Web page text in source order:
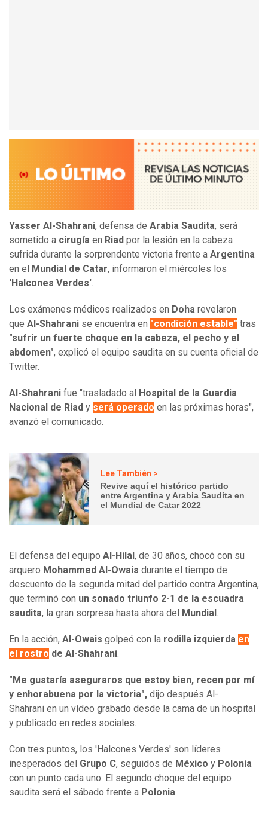
Yasser Al-Shahrani, defensa de Arabia Saudita, será
sometido a cirugía en Riad por la lesión en la cabeza
sufrida durante la sorprendente victoria frente a Argentina
en el
Mundial de Catar, informaron el miércoles los
'Halcones Verdes'.
Los exámenes médicos realizados en Doha revelaron
que Al-Shahrani se encuentra en "condición estable" tras
"sufrir un fuerte choque en la cabeza, el pecho y el
abdomen", explicó el equipo saudita en su cuenta oficial de
Twitter.
Al-Shahrani fue "trasladado al Hospital de la Guardia
Nacional de Riad y será operado en las próximas horas",
avanzó el comunicado.
Lee También >
Revive aquí el histórico partido
entre Argentina y Arabia Saudita en
el Mundial de Catar 2022
El defensa del equipo Al-Hilal , de 30 años, chocó con su
arquero Mohammed Al-Owais durante el tiempo de
descuento de la segunda mitad del partido contra Argentina,
que terminó con un sonado triunfo 2-1 de la escuadra
saudita, la gran sorpresa hasta ahora del Mundial .
En la acción, Al-Owais golpeó con la rodilla izquierda en
el rostro de Al-Shahrani.
"Me gustaría aseguraros que estoy bien, recen por mí
y enhorabuena por la victoria", dijo después Al-
Shahrani en un vídeo grabado desde la cama de un hospital
y publicado en redes sociales.
Con tres puntos, los 'Halcones Verdes' son líderes
inesperados del Grupo C, seguidos de México y Polonia
con un punto cada uno. El segundo choque del equipo
saudita será el sábado frente a Polonia.